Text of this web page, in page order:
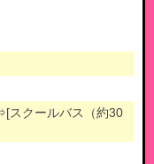
スクールバス（約30